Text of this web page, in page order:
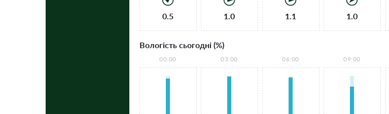
0.5 1.0 1.1 1.0
Вологість сьогодні (%)
00:00 03:00 06:00 09:00